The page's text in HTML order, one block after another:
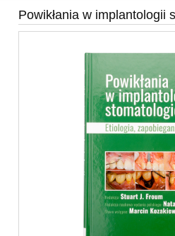
Powikłania w implantologii